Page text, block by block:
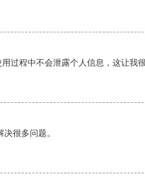
过程中不会泄露个人信息，这让我
很多问题。